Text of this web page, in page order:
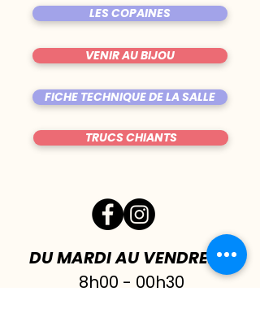
LES COPAINES
VENIR AU BIJOU
FICHE TECHNIQUE DE LA SALLE
TRUCS CHIANTS
DU MARDI AU VENDREDI|
8h00 - 00h30